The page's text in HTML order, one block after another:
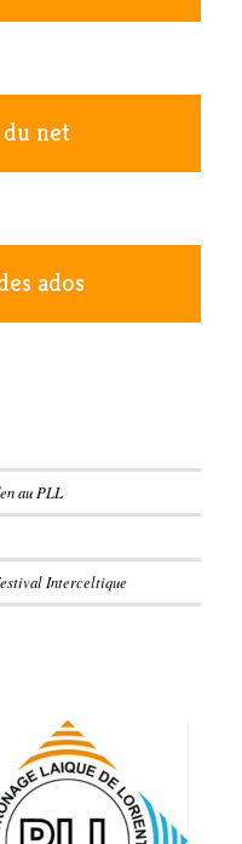
net
ados
au PLL
Interceltique